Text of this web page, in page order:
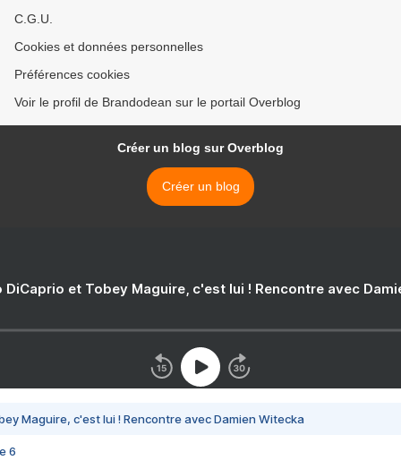
C.G.U.
Cookies et données personnelles
Préférences cookies
Voir le profil de Brandodean sur le portail Overblog
Créer un blog sur Overblog
Créer un blog
DiCaprio et Tobey Maguire, c'est lui ! Rencontre avec
Maguire, c'est lui ! Rencontre avec Damien Witecka
6